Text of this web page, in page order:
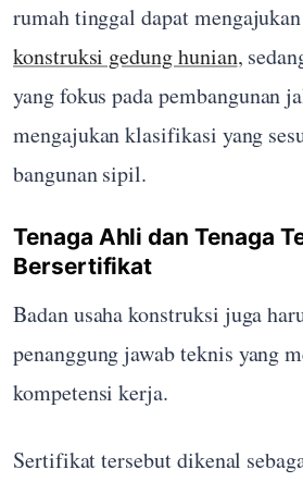
rumah tinggal dapat
konstruksi gedung hunian,
yang fokus pada pembangunan
mengajukan klasifikasi yang
bangunan sipil.
Tenaga Ahli dan Tenaga
Bersertifikat
Badan usaha konstruksi juga
penanggung jawab teknis yang
kompetensi kerja.
Sertifikat tersebut dikenal